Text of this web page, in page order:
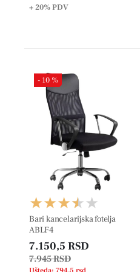
+ 20%PDV
Bari kancelarijska fotelja
ABLF4
- 10 %
7.150,5 RSD
7.945 RSD